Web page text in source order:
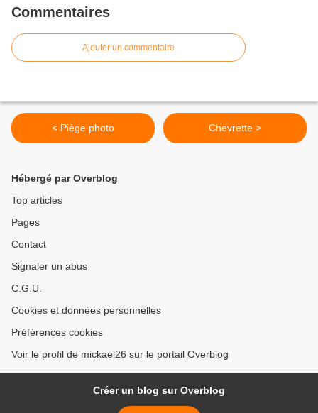
Commentaires
Ajouter un commentaire
< Piège photo Chevrette >
Hébergé par Overblog
Top articles
Pages
Contact
Signaler un abus
C.G.U.
Cookies et données personnelles
Préférences cookies
Voir le profil de mickael26 sur le portail Overblog
Créer un blog sur Overblog